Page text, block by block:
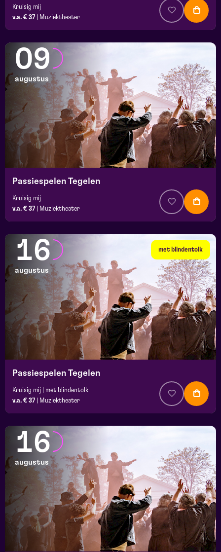
Kruisig mij
v.a. € 37
Muziektheater
09
augustus
Passiespelen Tegelen
Kruisig mij
v.a. € 37
Muziektheater
met blindentolk
16
augustus
Passiespelen Tegelen
Kruisig mij | met blindentolk
v.a. € 37
Muziektheater
16
augustus